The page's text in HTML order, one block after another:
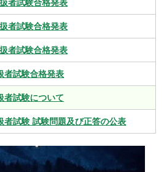
者試験合格発表
者試験合格発表
者試験合格発表
者試験合格発表
者試験について
者試験 試験問題及び正答の公表